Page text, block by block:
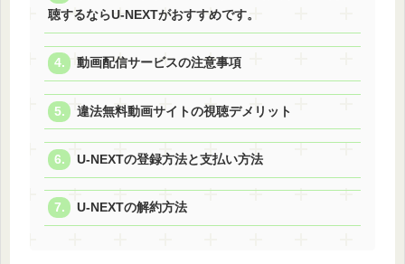
聴するならU-NEXTがおすすめです。
動画配信サービスの注意事項
違法無料動画サイトの視聴デメリット
U-NEXTの登録方法と支払い方法
U-NEXTの解約方法